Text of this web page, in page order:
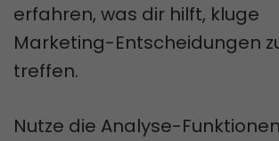
erfahren, was dir hilft, kluge
Marketing-Entscheidungen
treffen.
Nutze die Analyse-